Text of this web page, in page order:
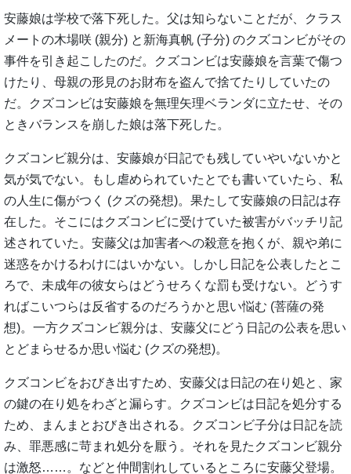
安藤娘は学校で落下死した。父は知らないことだが、クラス
メートの木場咲 (親分) と新海真帆 (子分) のクズコンビがその
事件を引き起こしたのだ。クズコンビは安藤娘を言葉で傷つ
けたり、母親の形見のお財布を盗んで捨てたりしていたの
だ。クズコンビは安藤娘を無理矢理ベランダに立たせ、その
ときバランスを崩した娘は落下死した。
クズコンビ親分は、安藤娘が日記でも残していやいないかと
気が気でない。もし虐められていたとでも書いていたら、私
の人生に傷がつく (クズの発想)。果たして安藤娘の日記は存
在した。そこにはクズコンビに受けていた被害がバッチリ記
述されていた。安藤父は加害者への殺意を抱くが、親や弟に
迷惑をかけるわけにはいかない。しかし日記を公表したとこ
ろで、未成年の彼女らはどうせろくな罰も受けない。どうす
ればこいつらは反省するのだろうかと思い悩む (菩薩の発
想)。一方クズコンビ親分は、安藤父にどう日記の公表を思い
とどまらせるか思い悩む (クズの発想)。
クズコンビをおびき出すため、安藤父は日記の在り処と、家
の鍵の在り処をわざと漏らす。クズコンビは日記を処分する
ため、まんまとおびき出される。クズコンビ子分は日記を読
み、罪悪感に苛まれ処分を厭う。それを見たクズコンビ親分
は激怒……。などと仲間割れしているところに安藤父登場。